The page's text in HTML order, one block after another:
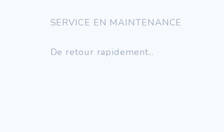
SERVICE EN MAINTENANCE
De retour rapidement...